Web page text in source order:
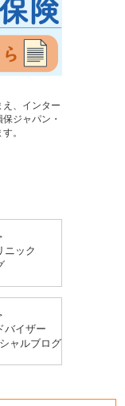
え、インター
ジャパン・
。
ニック
バイザー
ャルブログ